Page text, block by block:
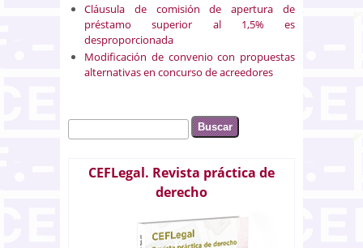
Cláusula de comisión de apertura de
préstamo superior al 1,5% es
desproporcionada
Modificación de convenio con propuestas
alternativas en concurso de acreedores
Formulario de búsqueda
Buscar
CEFLegal. Revista práctica de
derecho